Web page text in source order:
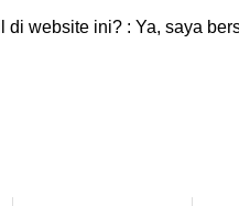
di website ini? : Ya, saya